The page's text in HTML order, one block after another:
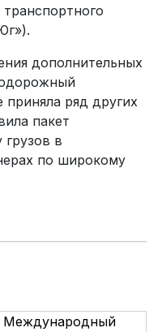
дополнительных
приняла ряд других
пакет
грузов в
по широкому